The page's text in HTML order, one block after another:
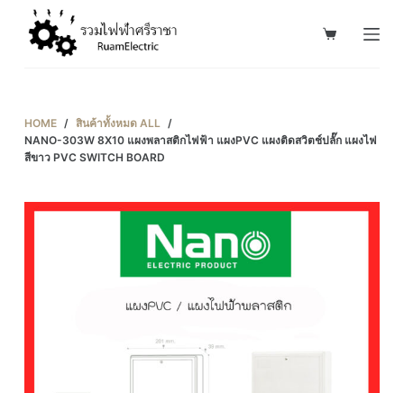
o
c
HOME / สินค้าทั้งหมด ALL /
NANO-303W 8X10 แผงพลาสติกไฟฟ้า แผงPVC แผงติดสวิตช์ปลั๊ก แผงไฟ
สีขาว PVC SWITCH BOARD